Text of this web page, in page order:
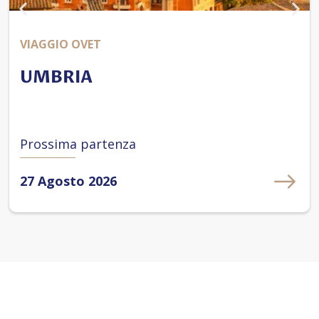
VIAGGIO OVET
UMBRIA
Prossima partenza
27 Agosto 2026